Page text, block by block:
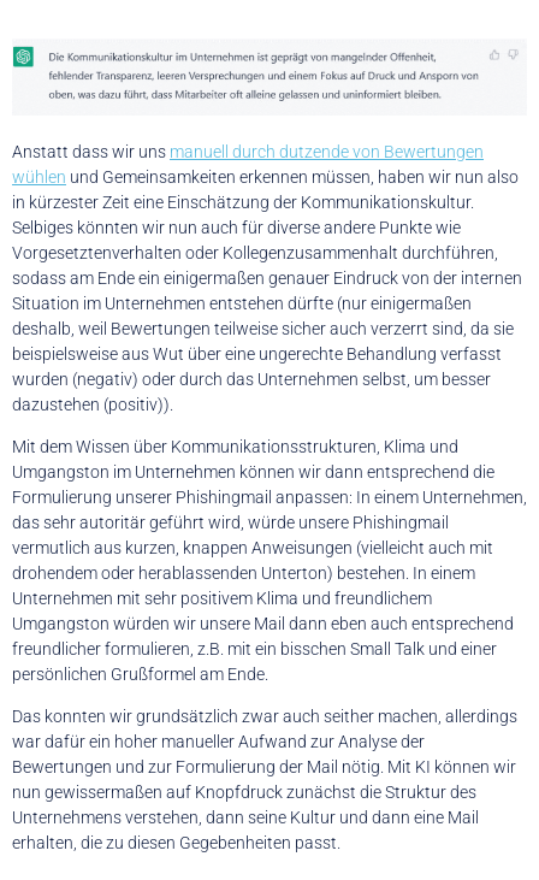
Anstatt dass wir uns manuell durch dutzende von Bewertungen
wühlen und Gemeinsamkeiten erkennen müssen, haben wir nun also
in kürzester Zeit eine Einschätzung der Kommunikationskultur.
Selbiges könnten wir nun auch für diverse andere Punkte wie
Vorgesetztenverhalten oder Kollegenzusammenhalt durchführen,
sodass am Ende ein einigermaßen genauer Eindruck von der internen
Situation im Unternehmen entstehen dürfte (nur einigermaßen
deshalb, weil Bewertungen teilweise sicher auch verzerrt sind, da sie
beispielsweise aus Wut über eine ungerechte Behandlung verfasst
wurden (negativ) oder durch das Unternehmen selbst, um besser
dazustehen (positiv)).
Mit dem Wissen über Kommunikationsstrukturen, Klima und
Umgangston im Unternehmen können wir dann entsprechend die
Formulierung unserer Phishingmail anpassen: In einem Unternehmen,
das sehr autoritär geführt wird, würde unsere Phishingmail
vermutlich aus kurzen, knappen Anweisungen (vielleicht auch mit
drohendem oder herablassenden Unterton) bestehen. In einem
Unternehmen mit sehr positivem Klima und freundlichem
Umgangston würden wir unsere Mail dann eben auch entsprechend
freundlicher formulieren, z.B. mit ein bisschen Small Talk und einer
persönlichen Grußformel am Ende.
Das konnten wir grundsätzlich zwar auch seither machen, allerdings
war dafür ein hoher manueller Aufwand zur Analyse der
Bewertungen und zur Formulierung der Mail nötig. Mit KI können wir
nun gewissermaßen auf Knopfdruck zunächst die Struktur des
Unternehmens verstehen, dann seine Kultur und dann eine Mail
erhalten, die zu diesen Gegebenheiten passt.